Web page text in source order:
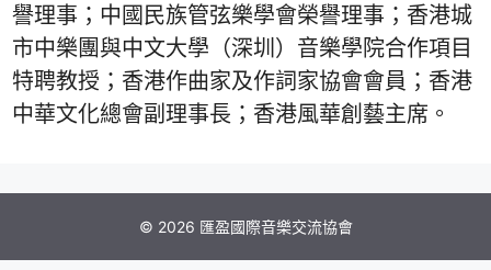
譽理事；中國民族管弦樂學會榮譽理事；香港城
市中樂團與中文大學（深圳）音樂學院合作項目
特聘教授；香港作曲家及作詞家協會會員；香港
中華文化總會副理事長；香港風華創藝主席。
© 2026 匯盈國際音樂交流協會